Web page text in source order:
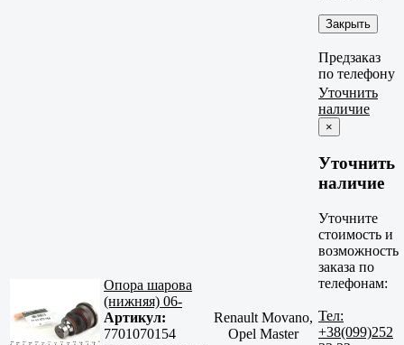
Закрыть
Предзаказ
по телефону
Опора шарова
(нижняя) 06-
Артикул:
7701070154
Renault Movano,
Opel Master
Уточнить
наличие
×
Уточнить
наличие
Уточните
стоимость и
возможность
заказа по
телефонам:
Тел:
+38(099)252